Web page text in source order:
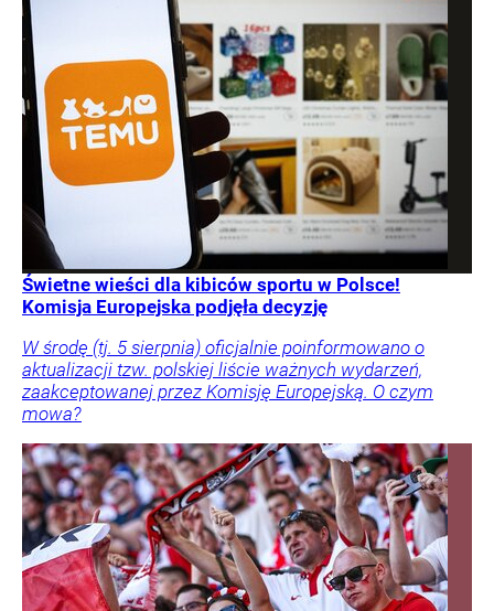
Świetne wieści dla kibiców sportu w Polsce!
Komisja Europejska podjęła decyzję
W środę (tj. 5 sierpnia) oficjalnie poinformowano o
aktualizacji tzw. polskiej liście ważnych wydarzeń,
zaakceptowanej przez Komisję Europejską. O czym
mowa?